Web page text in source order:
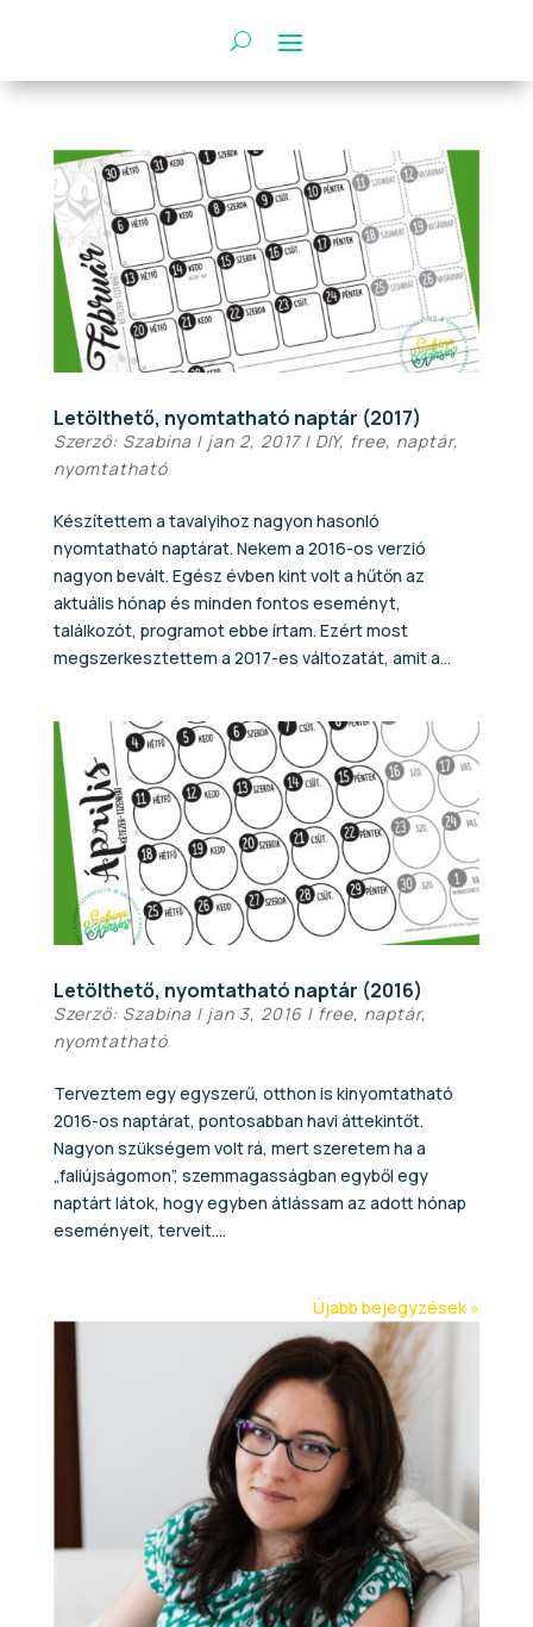
Letölthető, nyomtatható naptár (2017)
Szerző: Szabina| jan 2, 2017| DIY, free, naptár,
nyomtatható
Készítettem a tavalyihoz nagyon hasonló
nyomtatható naptárat. Nekem a 2016-os verzió
nagyon bevált. Egész évben kint volt a hűtőn az
aktuális hónap és minden fontos eseményt,
találkozót, programot ebbe írtam. Ezért most
megszerkesztettem a 2017-es változatát, amit a...
Letölthető, nyomtatható naptár (2016)
Szerző: Szabina| jan 3, 2016 | free, naptár,
nyomtatható
Terveztem egy egyszerű, otthon is kinyomtatható
2016-os naptárat, pontosabban havi áttekintőt.
Nagyon szükségem volt rá, mert szeretem ha a
„faliújságomon”, szemmagasságban egyből egy
naptárt látok, hogy egyben átlássam az adott hónap
eseményeit, terveit....
Újabb bejegyzések »